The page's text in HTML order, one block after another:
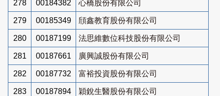
278 00184382 心橋股份有限公司
279 00185349 頎鑫教育股份有限公司
280 00187199 法思維數位科技股份有限公司
281 00187661 廣興誠股份有限公司
282 00187732 富裕投資股份有限公司
283 00187894 穎銳生醫股份有限公司